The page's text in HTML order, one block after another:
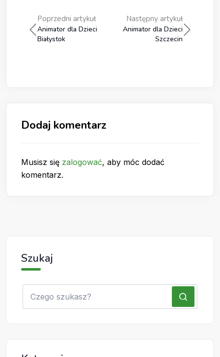
Poprzedni artykuł
Animator dla Dzieci
Białystok
Następny artykuł
Animator dla Dzieci
Szczecin
Dodaj komentarz
Musisz się zalogować, aby móc dodać
komentarz.
Szukaj